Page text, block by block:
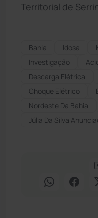
Territorial de
Bahia Idosa
Investigação
Descarga Elétrica
Choque Elétrico
Nordeste Da Bahia
Júlia Da Silva